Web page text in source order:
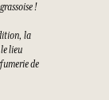
!
la
lieu
de